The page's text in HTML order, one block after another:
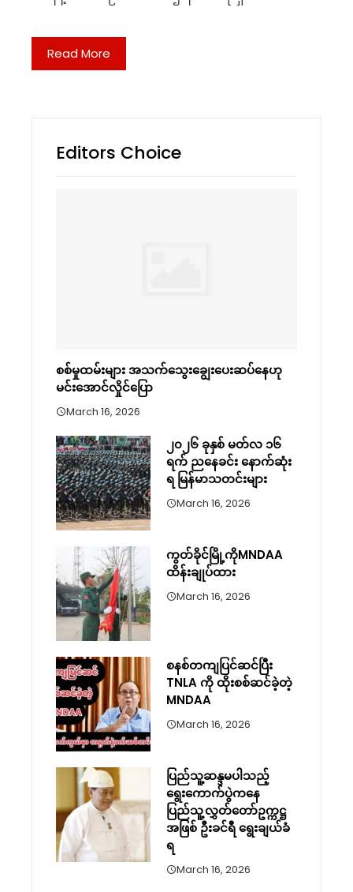
Read More
Editors Choice
စစ်မှုထမ်းများ အသက်သွေးချွေးပေးဆပ်နေဟု
မင်းအောင်လှိုင်ပြော
March 16, 2026
၂၀၂၆ ခုနှစ် မတ်လ ၁၆
ရက် ညနေခင်း နောက်ဆုံး
ရ မြန်မာသတင်းများ
March 16, 2026
ကွတ်ခိုင်မြို့ကိုMNDAA
ထိန်းချုပ်ထား
March 16, 2026
စနစ်တကျပြင်ဆင်ပြီး
TNLA ကို ထိုးစစ်ဆင်ခဲ့တဲ့
MNDAA
March 16, 2026
ပြည်သူ့ဆန္ဒမပါသည့်
ရွေးကောက်ပွဲကနေ
ပြည်သူ့လွှတ်တော်ဥက္ကဋ္ဌ
အဖြစ် ဦးခင်ရီ ရွေးချယ်ခံ
ရ
March 16, 2026